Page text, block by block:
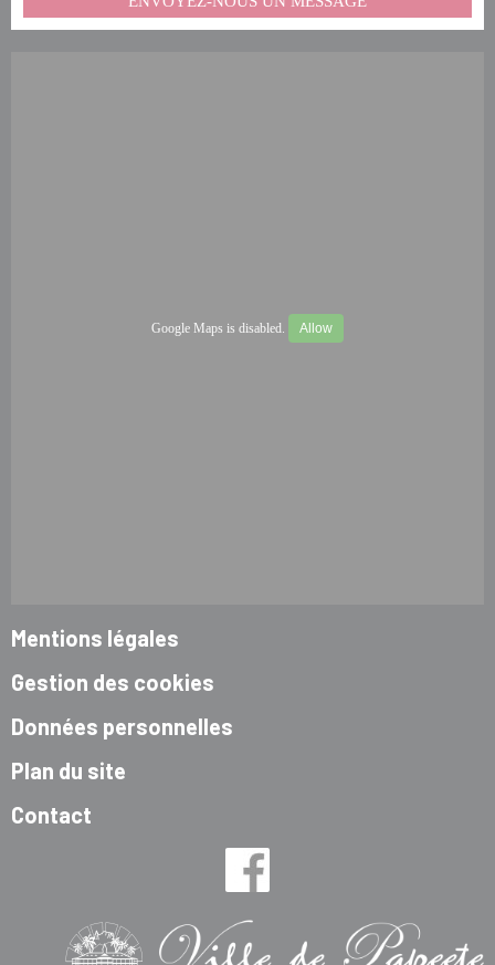
Google Maps is disabled. Allow
Mentions légales
Gestion des cookies
Données personnelles
Plan du site
Contact